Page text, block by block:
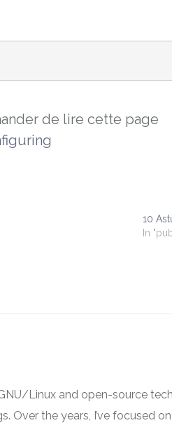
de lire cette page
10
In
Linux and open-source
the years, I’ve focused